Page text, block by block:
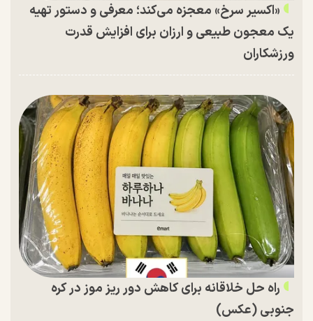
«اکسیر سرخ» معجزه می‌کند؛ معرفی و دستور تهیه
یک معجون طبیعی و ارزان برای افزایش قدرت
ورزشکاران
راه حل خلاقانه برای کاهش دور ریز موز در کره
جنوبی (عکس)